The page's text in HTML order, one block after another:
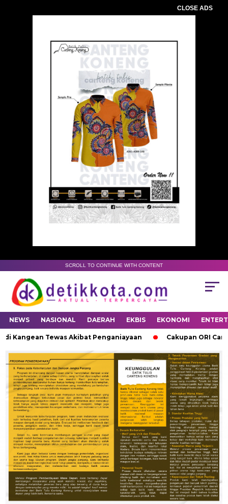
CLOSE ADS
SCROLL TO CONTINUE WITH CONTENT
NEWS NASIONAL DAERAH EKBIS EKONOMI
Kangean Tewas Akibat Penganiayaan Cakupan ORI